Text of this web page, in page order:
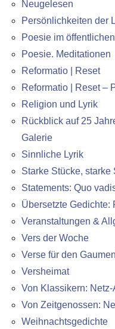
Neugelesen
Persönlichkeiten der
Poesie im
Poesie. Meditationen
Reformatio | Reset
Reformatio | Reset –
Religion und Lyrik
Rückblick auf 25
Galerie
Sinnliche Lyrik
Starke Stücke, starke
Statements: Quo
Übersetzte Gedichte:
Veranstaltungen &
Vers der Woche
Verse für den
Versheimat
Von Klassikern:
Von Zeitgenossen:
Weihnachtsgedichte